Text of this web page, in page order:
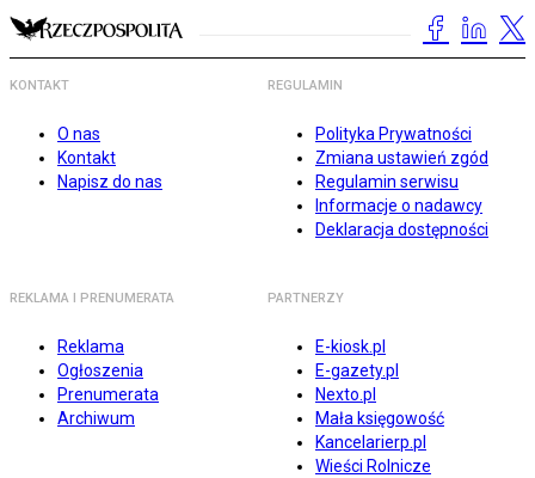
KONTAKT
O nas
Kontakt
Napisz do nas
REGULAMIN
Polityka Prywatności
Zmiana ustawień zgód
Regulamin serwisu
Informacje o nadawcy
Deklaracja dostępności
REKLAMA I PRENUMERATA
Reklama
Ogłoszenia
Prenumerata
Archiwum
PARTNERZY
E-kiosk.pl
E-gazety.pl
Nexto.pl
Mała księgowość
Kancelarierp.pl
Wieści Rolnicze